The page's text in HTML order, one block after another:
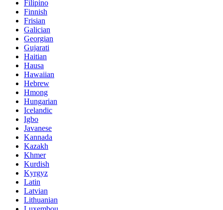
Filipino
Finnish
Frisian
Galician
Georgian
Gujarati
Haitian
Hausa
Hawaiian
Hebrew
Hmong
Hungarian
Icelandic
Igbo
Javanese
Kannada
Kazakh
Khmer
Kurdish
Kyrgyz
Latin
Latvian
Lithuanian